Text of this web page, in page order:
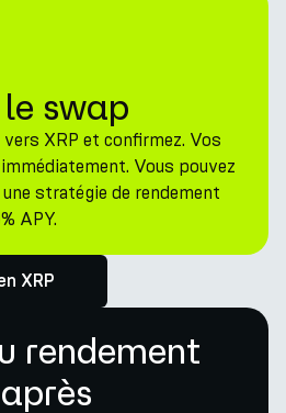
swap
vers XRP et confirmez. Vos
Vous pouvez
stratégie de rendement
APY.
XRP
rendement